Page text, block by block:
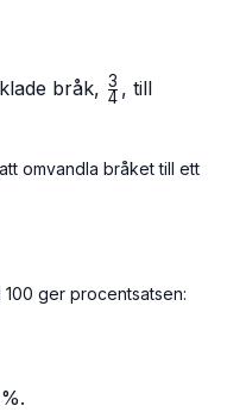
bråk, \frac{3}
4
3 , till
omvandla bråket till ett
ger procentsatsen: